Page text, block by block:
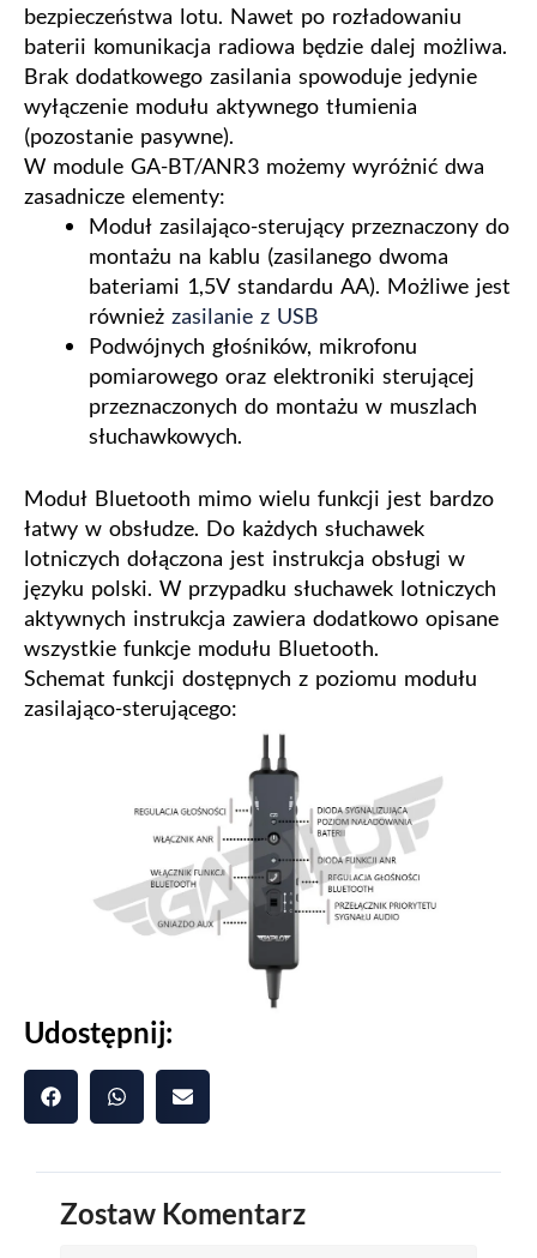
bezpieczeństwa lotu. Nawet po rozładowaniu
baterii komunikacja radiowa będzie dalej możliwa.
Brak dodatkowego zasilania spowoduje jedynie
wyłączenie modułu aktywnego tłumienia
(pozostanie pasywne).
W module GA-BT/ANR3 możemy wyróżnić dwa
zasadnicze elementy:
Moduł zasilająco-sterujący przeznaczony do
montażu na kablu (zasilanego dwoma
bateriami 1,5V standardu AA). Możliwe jest
również zasilanie z USB
Podwójnych głośników, mikrofonu
pomiarowego oraz elektroniki sterującej
przeznaczonych do montażu w muszlach
słuchawkowych.
Moduł Bluetooth mimo wielu funkcji jest bardzo
łatwy w obsłudze. Do każdych słuchawek
lotniczych dołączona jest instrukcja obsługi w
języku polski. W przypadku słuchawek lotniczych
aktywnych instrukcja zawiera dodatkowo opisane
wszystkie funkcje modułu Bluetooth.
Schemat funkcji dostępnych z poziomu modułu
zasilająco-sterującego:
Udostępnij:
Zostaw Komentarz